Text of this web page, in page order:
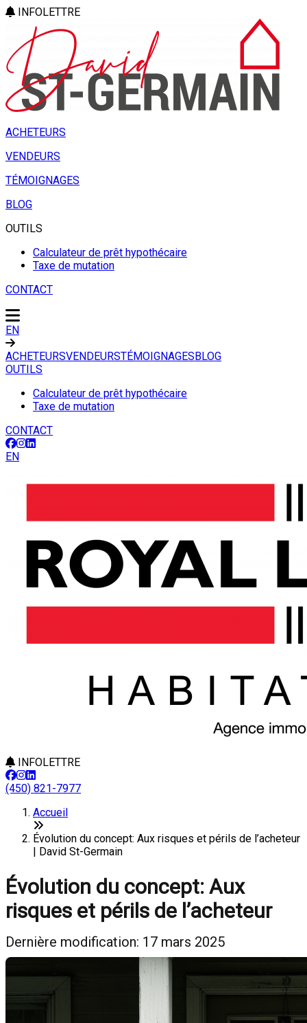
INFOLETTRE
ACHETEURS
VENDEURS
TÉMOIGNAGES
BLOG
OUTILS
Calculateur de prêt hypothécaire
Taxe de mutation
CONTACT
EN
ACHETEURSVENDEURSTÉMOIGNAGESBLOG
OUTILS
Calculateur de prêt hypothécaire
Taxe de mutation
CONTACT
EN
INFOLETTRE
(450) 821-7977
Accueil
Évolution du concept: Aux risques et périls de l’acheteur
| David St-Germain
Évolution du concept: Aux
risques et périls de l’acheteur
Dernière modification: 17 mars 2025